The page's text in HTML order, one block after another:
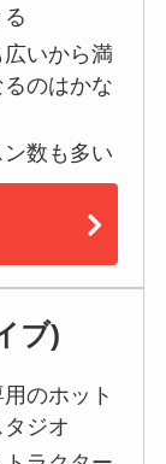
いから満
るのはかな
ン数も多い
ブ)
のホット
ジオ